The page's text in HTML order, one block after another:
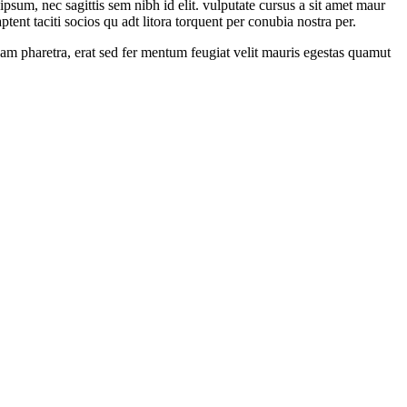
nec sagittis sem nibh id elit. vulputate cursus a sit amet maur
taciti socios qu adt litora torquent per conubia nostra per.
pharetra, erat sed fer mentum feugiat velit mauris egestas quamut